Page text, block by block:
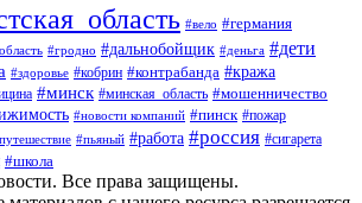
#вело #германия
#гродно #дальнобойщик #деньга #дети
#здоровье #кобрин #контрабанда #кража
#минск #минская_область #мошенничество
#новости компаний #пинск #пожар
#пьяный #работа #россия #сигарета
#школа
Все права защищены.